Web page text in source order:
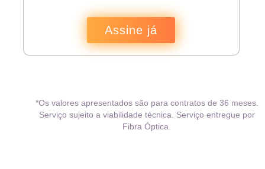
Assine já
*Os valores apresentados são para contratos de 36 meses.
Serviço sujeito a viabilidade técnica. Serviço entregue por
Fibra Óptica.